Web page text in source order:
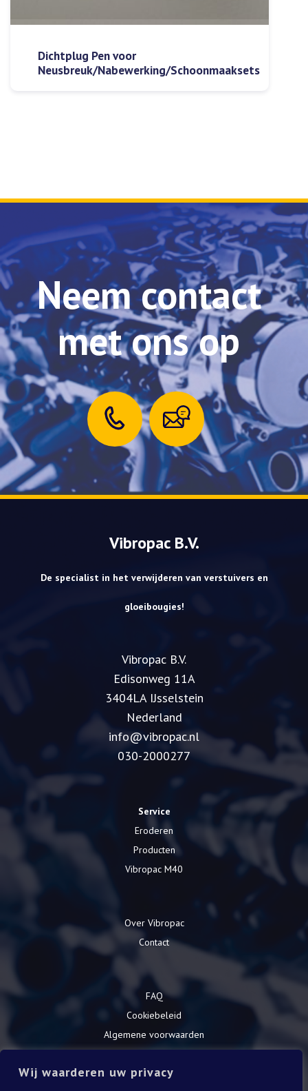
Wij waarderen uw privacy
Dichtplug Pen voor
Neusbreuk/Nabewerking/Schoonmaaksets
Neem contact
met ons op
Vibropac B.V.
De specialist in het verwijderen van verstuivers en
gloeibougies!
Vibropac B.V.
​Edisonweg 11A
3404LA IJsselstein
Nederland
info@vibropac.nl
030-2000277
Service
Eroderen
Producten
Vibropac M40
Over Vibropac
Contact
FAQ
Cookiebeleid
Algemene voorwaarden
Privacy Verklaring